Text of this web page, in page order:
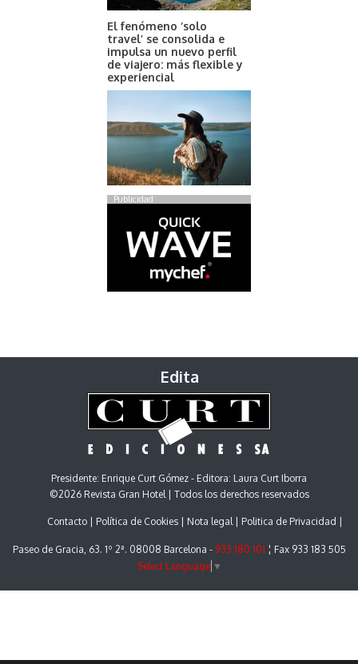
El fenómeno ‘solo
travel’ se consolida e
impulsa un nuevo perfil
de viajero: más flexible y
experiencial
Publicidad
Edita
Presidente: Enrique Curt Gómez - Editora: Laura Curt Iborra
©2026 Revista Gran Hotel | Todos los derechos reservados
Contacto Política de Cookies Nota legal Politica de Privacidad
Paseo de Gracia, 63. 1º 2ª. 08008 Barcelona - 933 180 101 ¦ Fax 933 183 505
Select Language ▼